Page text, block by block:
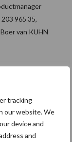
tracking
our website. We
device and
and
965 35,
van KUHN